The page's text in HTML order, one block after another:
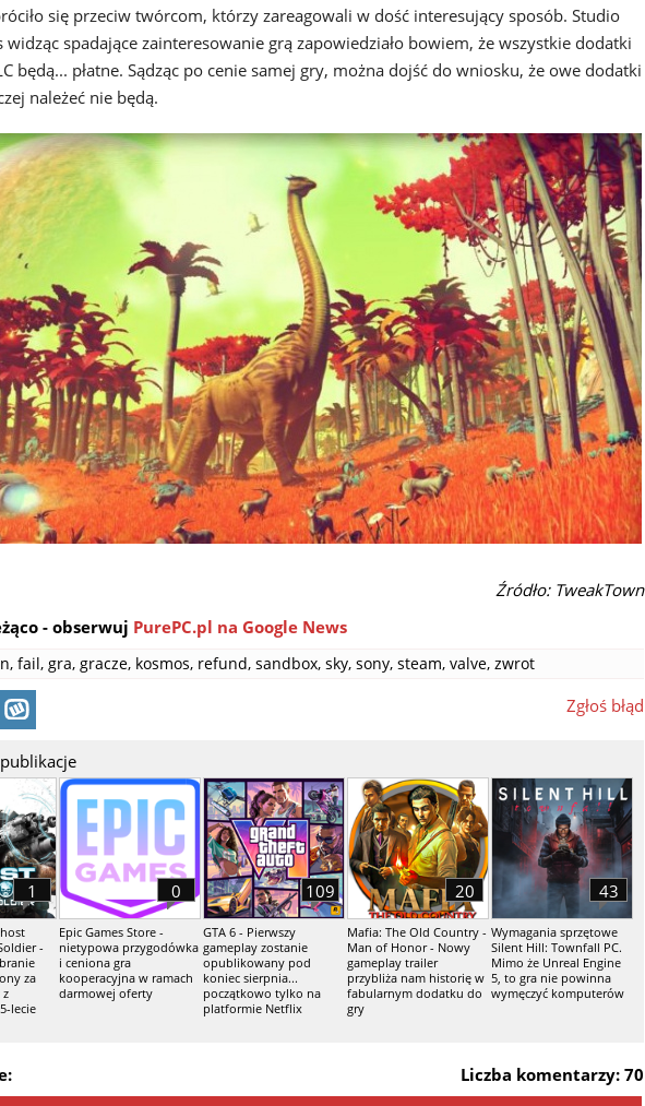
się przeciw twórcom, którzy zareagowali w dość interesujący sposób. Studio
widząc spadające zainteresowanie grą zapowiedziało bowiem, że wszystkie dodatki
będą... płatne. Sądząc po cenie samej gry, można dojść do wniosku, że owe dodatki
należeć nie będą.
Źródło: TweakTown
- obserwuj PurePC.pl na Google News
, fail, gra, gracze, kosmos, refund, sandbox, sky, sony, steam, valve, zwrot
Zgłoś błąd
-
za
lecie
1
Epic Games Store -
nietypowa przygodówka
i ceniona gra
kooperacyjna w ramach
darmowej oferty
0
GTA 6 - Pierwszy
gameplay zostanie
opublikowany pod
koniec sierpnia...
początkowo tylko na
platformie Netflix
109
Mafia: The Old Country -
Man of Honor - Nowy
gameplay trailer
przybliża nam historię w
fabularnym dodatku do
gry
20
Wymagania sprzętowe
Silent Hill: Townfall PC.
Mimo że Unreal Engine
5, to gra nie powinna
wymęczyć komputerów
43
Liczba komentarzy: 70